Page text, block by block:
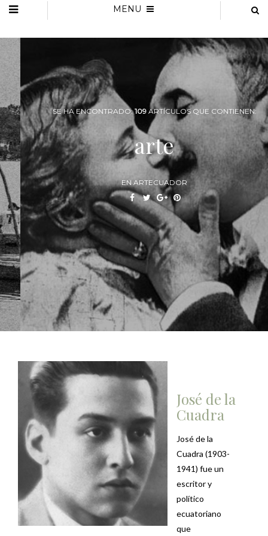
MENU
SE HA ENCONTRADO:109ARTÍCULOS QUE CONTIENEN:
arte
EN ARTECUADOR
José de la
Cuadra
José de la
Cuadra (1903-
1941) fue un
escritor y
político
ecuatoriano
que